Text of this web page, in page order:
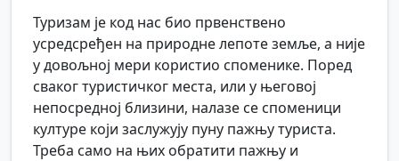
Туризам је код нас био првенствено
усредсређен на природне лепоте земље, а није
у довољној мери користио споменике. Поред
сваког туристичког места, или у његовој
непосредној близини, налазе се споменици
културе који заслужују пуну пажњу туриста.
Треба само на њих обратити пажњу и